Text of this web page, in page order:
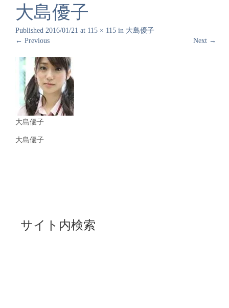
大島優子
Published 2016/01/21 at 115 × 115 in 大島優子
← Previous Next →
大島優子
大島優子
サイト内検索